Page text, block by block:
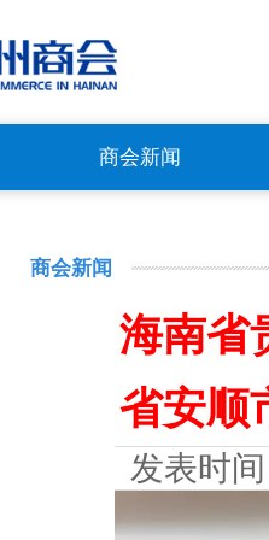
商会新闻
商会新闻
海南省
省安顺
发表时